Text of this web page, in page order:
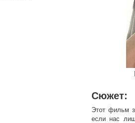
Сюжет:
Этот фильм
если нас